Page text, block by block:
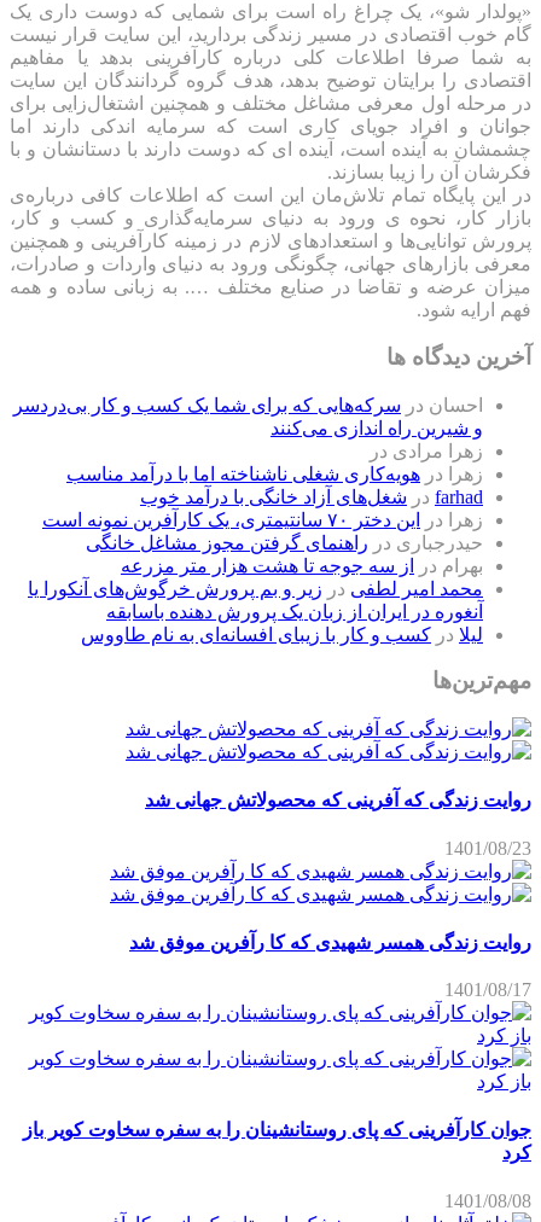
«پولدار شو»، یک چراغ راه است برای شمایی که دوست داری یک
گام خوب اقتصادی در مسیر زندگی بردارید، این سایت قرار نیست
به شما صرفا اطلاعات کلی درباره کارآفرینی بدهد یا مفاهیم
اقتصادی را برایتان توضیح بدهد، هدف گروه گردانندگان این سایت
در مرحله اول معرفی مشاغل مختلف و همچنین اشتغال‌زایی برای
جوانان و افراد جویای کاری است که سرمایه اندکی دارند اما
چشمشان به آینده است، آینده ای که دوست دارند با دستانشان و با
فکرشان آن را زیبا بسازند.
در این پایگاه تمام تلاش‌مان این است که ‌اطلاعات کافی درباره‌ی
بازار کار، نحوه ی ورود به دنیای سرمایه‌گذاری و کسب و کار،
پرورش توانایی‌ها و استعدادهای لازم در زمینه کارآفرینی و همچنین
معرفی بازارهای جهانی، چگونگی ورود به دنیای واردات و صادرات،
میزان عرضه و تقاضا در صنایع مختلف …. به زبانی ساده و همه
فهم ارایه شود.
آخرین دیدگاه ها
احسان در سرکه‌هایی که برای شما یک کسب و کار بی‌دردسر
و شیرین راه اندازی می‌کنند
زهرا مرادی در
زهرا
در هویه‌کاری شغلی ناشناخته اما با درآمد مناسب
farhad در شغل‌های آزاد خانگی با درآمد خوب
زهرا
در
این دختر ۷۰ سانتیمتری، یک کارآفرین نمونه است
حیدرجباری در راهنمای گرفتن مجوز مشاغل خانگی
بهرام در
از سه جوجه تا هشت هزار متر مزرعه
محمد امیر لطفی در زیر و بم پرورش خرگوش‌های آنکورا یا
آنغوره در ایران از زبان یک پرورش دهنده باسابقه
لیلا در کسب و کار با زیبای افسانه‌ای به نام طاووس
مهم‌ترین‌ها
روایت زندگی که آفرینی که محصولاتش جهانی شد
1401/08/23
روایت زندگی همسر شهیدی که کا رآفرین موفق شد
1401/08/17
جوان کارآفرینی که پای روستانشینان را به سفره سخاوت کویر باز
کرد
1401/08/08